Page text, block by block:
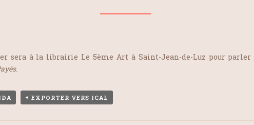
sera à la librairie Le 5ème Art à Saint-Jean-de-Luz pour
.
+ EXPORTER VERS ICAL